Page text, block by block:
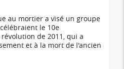
au mortier a visé un groupe
le 10e
de 2011, qui a
et à la mort de l'ancien